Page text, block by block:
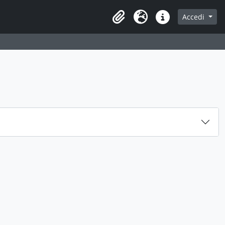
Area di lavoro
Lingua Collegamenti veloci
Accedi